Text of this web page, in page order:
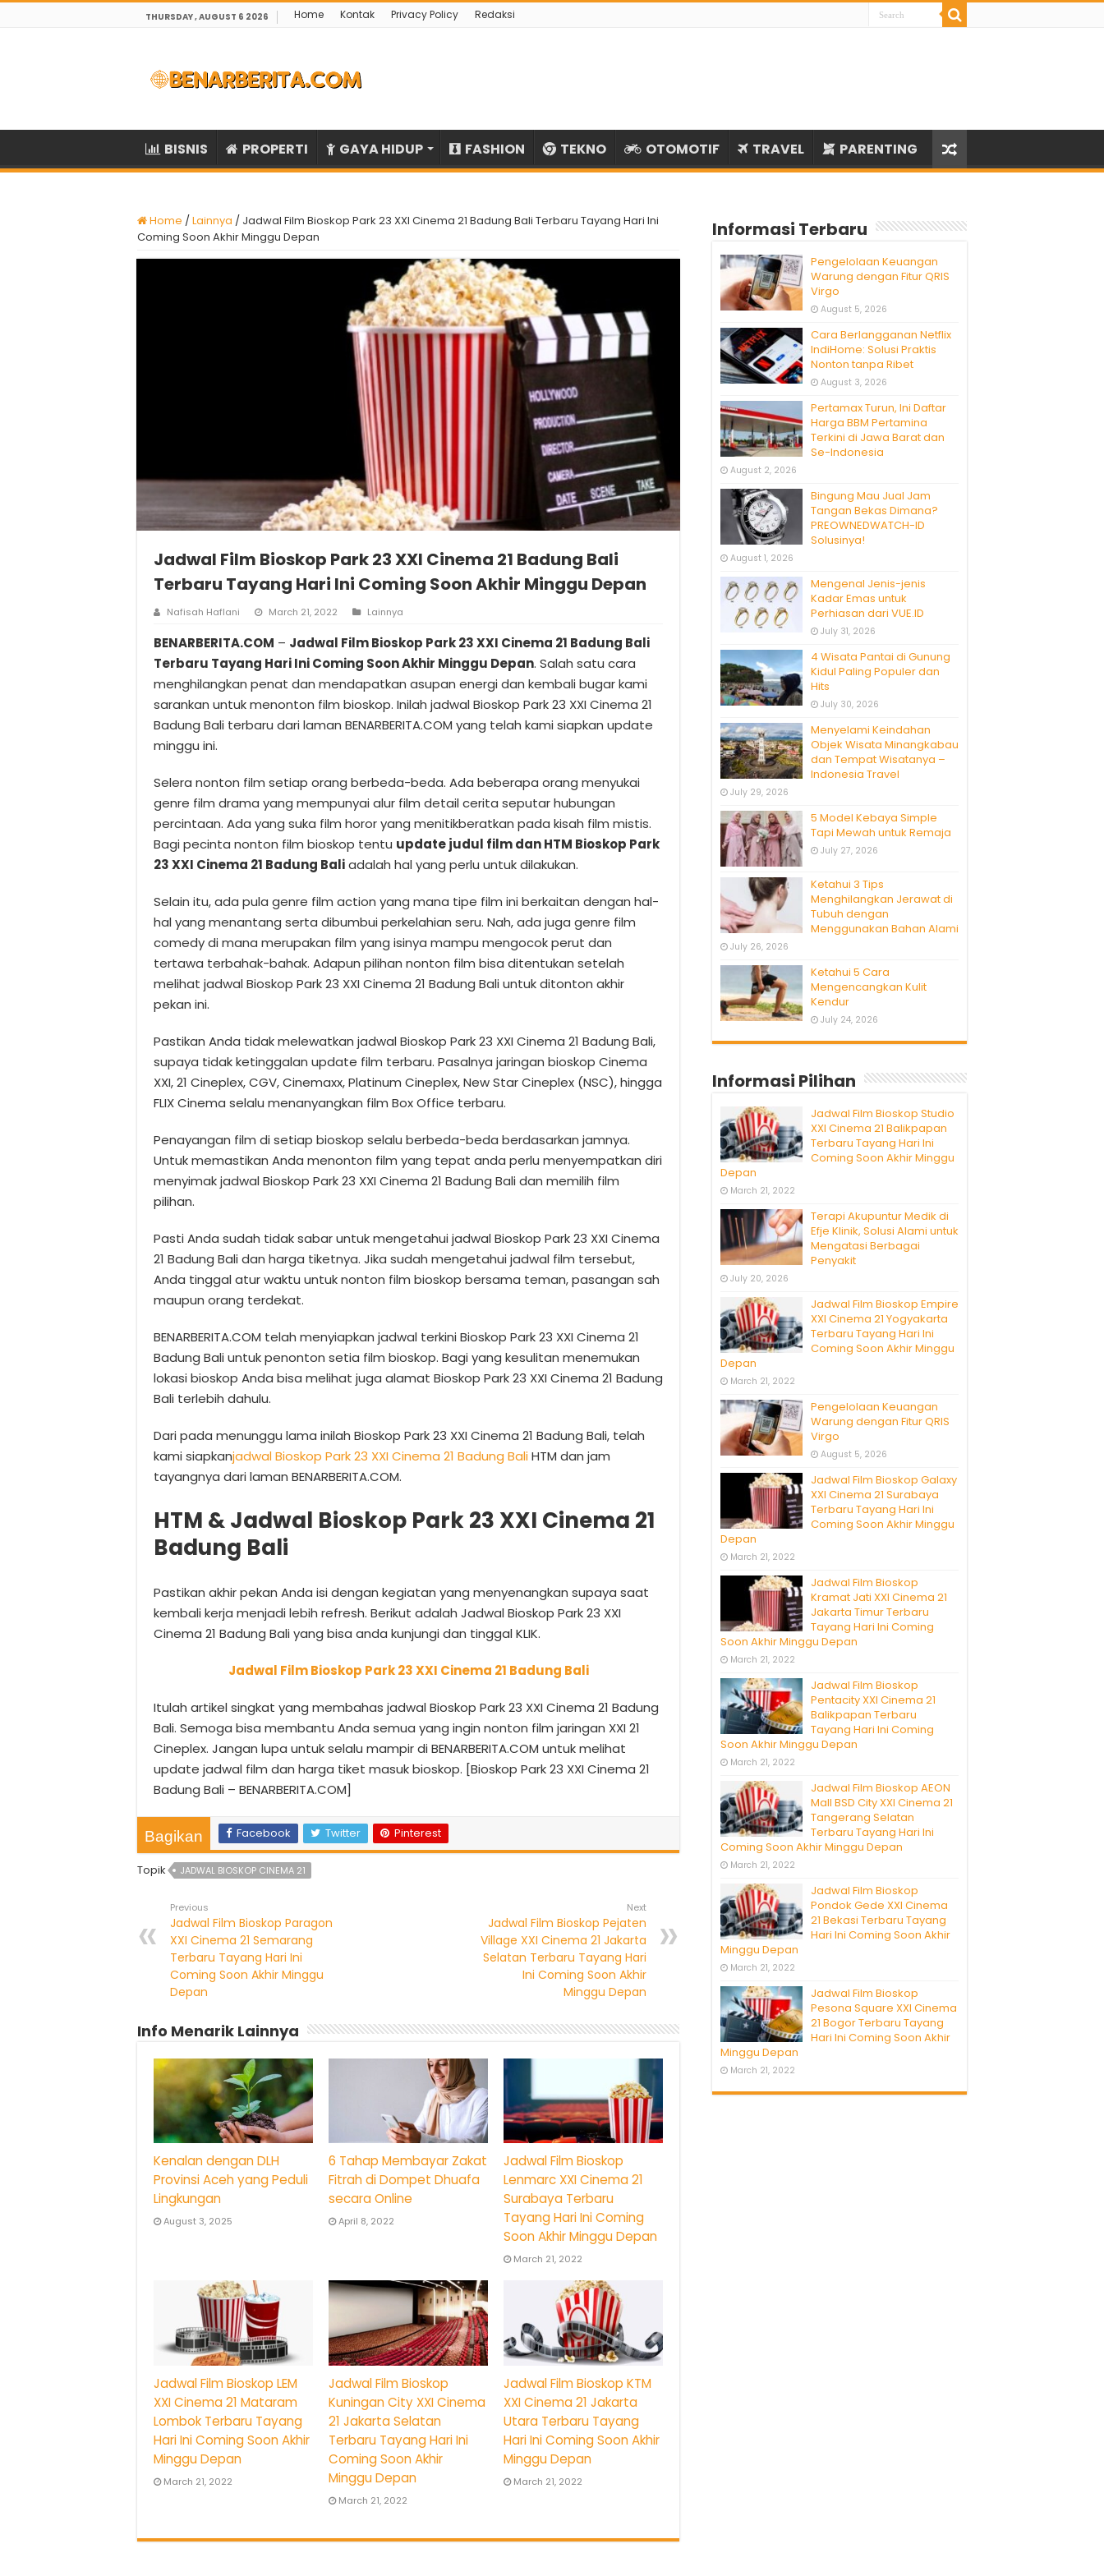
THURSDAY , AUGUST 6 2026 Home Kontak Privacy Policy Redaksi
BISNIS PROPERTI GAYA HIDUP FASHION TEKNO OTOMOTIF TRAVEL PARENTING
Home /Lainnya / Jadwal Film Bioskop Park 23 XXI Cinema 21 Badung Bali Terbaru Tayang Hari Ini
Coming Soon Akhir Minggu Depan
Jadwal Film Bioskop Park 23 XXI Cinema 21 Badung Bali
Terbaru Tayang Hari Ini Coming Soon Akhir Minggu Depan
Nafisah Haflani March 21, 2022 Lainnya
BENARBERITA.COM – Jadwal Film Bioskop Park 23 XXI Cinema 21 Badung Bali
Terbaru Tayang Hari Ini Coming Soon Akhir Minggu Depan. Salah satu cara
menghilangkan penat dan mendapatkan asupan energi dan kembali bugar kami
sarankan untuk menonton film bioskop. Inilah jadwal Bioskop Park 23 XXI Cinema 21
Badung Bali terbaru dari laman BENARBERITA.COM yang telah kami siapkan update
minggu ini.
Selera nonton film setiap orang berbeda-beda. Ada beberapa orang menyukai
genre film drama yang mempunyai alur film detail cerita seputar hubungan
percintaan. Ada yang suka film horor yang menitikberatkan pada kisah film mistis.
Bagi pecinta nonton film bioskop tentu update judul film dan HTM Bioskop Park
23 XXI Cinema 21 Badung Baliadalah hal yang perlu untuk dilakukan.
Selain itu, ada pula genre film action yang mana tipe film ini berkaitan dengan hal-
hal yang menantang serta dibumbui perkelahian seru. Nah, ada juga genre film
comedy di mana merupakan film yang isinya mampu mengocok perut dan
tertawa terbahak-bahak. Adapun pilihan nonton film bisa ditentukan setelah
melihat jadwal Bioskop Park 23 XXI Cinema 21 Badung Bali untuk ditonton akhir
pekan ini.
Pastikan Anda tidak melewatkan jadwal Bioskop Park 23 XXI Cinema 21 Badung Bali,
supaya tidak ketinggalan update film terbaru. Pasalnya jaringan bioskop Cinema
XXI, 21 Cineplex, CGV, Cinemaxx, Platinum Cineplex, New Star Cineplex (NSC), hingga
FLIX Cinema selalu menanyangkan film Box Office terbaru.
Penayangan film di setiap bioskop selalu berbeda-beda berdasarkan jamnya.
Untuk memastikan Anda menonton film yang tepat anda perlu menyempatkan diri
menyimak jadwal Bioskop Park 23 XXI Cinema 21 Badung Bali dan memilih film
pilihan.
Pasti Anda sudah tidak sabar untuk mengetahui jadwal Bioskop Park 23 XXI Cinema
21 Badung Bali dan harga tiketnya. Jika sudah mengetahui jadwal film tersebut,
Anda tinggal atur waktu untuk nonton film bioskop bersama teman, pasangan sah
maupun orang terdekat.
BENARBERITA.COM telah menyiapkan jadwal terkini Bioskop Park 23 XXI Cinema 21
Badung Bali untuk penonton setia film bioskop. Bagi yang kesulitan menemukan
lokasi bioskop Anda bisa melihat juga alamat Bioskop Park 23 XXI Cinema 21 Badung
Bali terlebih dahulu.
Dari pada menunggu lama inilah Bioskop Park 23 XXI Cinema 21 Badung Bali, telah
kami siapkanjadwal Bioskop Park 23 XXI Cinema 21 Badung BaliHTM dan jam
tayangnya dari laman BENARBERITA.COM.
HTM & Jadwal Bioskop Park 23 XXI Cinema 21
Badung Bali
Pastikan akhir pekan Anda isi dengan kegiatan yang menyenangkan supaya saat
kembali kerja menjadi lebih refresh. Berikut adalah Jadwal Bioskop Park 23 XXI
Cinema 21 Badung Bali yang bisa anda kunjungi dan tinggal KLIK.
Jadwal Film Bioskop Park 23 XXI Cinema 21 Badung Bali
Itulah artikel singkat yang membahas jadwal Bioskop Park 23 XXI Cinema 21 Badung
Bali. Semoga bisa membantu Anda semua yang ingin nonton film jaringan XXI 21
Cineplex. Jangan lupa untuk selalu mampir di BENARBERITA.COM untuk melihat
update jadwal film dan harga tiket masuk bioskop. [Bioskop Park 23 XXI Cinema 21
Badung Bali – BENARBERITA.COM]
Bagikan Facebook Twitter Pinterest
Topik JADWAL BIOSKOP CINEMA 21
Previous
Jadwal Film Bioskop Paragon
XXI Cinema 21 Semarang
Terbaru Tayang Hari Ini
Coming Soon Akhir Minggu
Depan
Next
Jadwal Film Bioskop Pejaten
Village XXI Cinema 21 Jakarta
Selatan Terbaru Tayang Hari
Ini Coming Soon Akhir
Minggu Depan
Info Menarik Lainnya
Kenalan dengan DLH
Provinsi Aceh yang Peduli
Lingkungan
August 3, 2025
6 Tahap Membayar Zakat
Fitrah di Dompet Dhuafa
secara Online
April 8, 2022
Jadwal Film Bioskop
Lenmarc XXI Cinema 21
Surabaya Terbaru
Tayang Hari Ini Coming
Soon Akhir Minggu Depan
March 21, 2022
Jadwal Film Bioskop LEM
XXI Cinema 21 Mataram
Lombok Terbaru Tayang
Hari Ini Coming Soon Akhir
Minggu Depan
March 21, 2022
Jadwal Film Bioskop
Kuningan City XXI Cinema
21 Jakarta Selatan
Terbaru Tayang Hari Ini
Coming Soon Akhir
Minggu Depan
March 21, 2022
Jadwal Film Bioskop KTM
XXI Cinema 21 Jakarta
Utara Terbaru Tayang
Hari Ini Coming Soon Akhir
Minggu Depan
March 21, 2022
Informasi Terbaru
Pengelolaan Keuangan
Warung dengan Fitur QRIS
Virgo
August 5, 2026
Cara Berlangganan Netflix
IndiHome: Solusi Praktis
Nonton tanpa Ribet
August 3, 2026
Pertamax Turun, Ini Daftar
Harga BBM Pertamina
Terkini di Jawa Barat dan
Se-Indonesia
August 2, 2026
Bingung Mau Jual Jam
Tangan Bekas Dimana?
PREOWNEDWATCH-ID
Solusinya!
August 1, 2026
Mengenal Jenis-jenis
Kadar Emas untuk
Perhiasan dari VUE.ID
July 31, 2026
4 Wisata Pantai di Gunung
Kidul Paling Populer dan
Hits
July 30, 2026
Menyelami Keindahan
Objek Wisata Minangkabau
dan Tempat Wisatanya –
Indonesia Travel
July 29, 2026
5 Model Kebaya Simple
Tapi Mewah untuk Remaja
July 27, 2026
Ketahui 3 Tips
Menghilangkan Jerawat di
Tubuh dengan
Menggunakan Bahan Alami
July 26, 2026
Ketahui 5 Cara
Mengencangkan Kulit
Kendur
July 24, 2026
Informasi Pilihan
Jadwal Film Bioskop Studio
XXI Cinema 21 Balikpapan
Terbaru Tayang Hari Ini
Coming Soon Akhir Minggu
Depan
March 21, 2022
Terapi Akupuntur Medik di
Efje Klinik, Solusi Alami untuk
Mengatasi Berbagai
Penyakit
July 20, 2026
Jadwal Film Bioskop Empire
XXI Cinema 21 Yogyakarta
Terbaru Tayang Hari Ini
Coming Soon Akhir Minggu
Depan
March 21, 2022
Pengelolaan Keuangan
Warung dengan Fitur QRIS
Virgo
August 5, 2026
Jadwal Film Bioskop Galaxy
XXI Cinema 21 Surabaya
Terbaru Tayang Hari Ini
Coming Soon Akhir Minggu
Depan
March 21, 2022
Jadwal Film Bioskop
Kramat Jati XXI Cinema 21
Jakarta Timur Terbaru
Tayang Hari Ini Coming
Soon Akhir Minggu Depan
March 21, 2022
Jadwal Film Bioskop
Pentacity XXI Cinema 21
Balikpapan Terbaru
Tayang Hari Ini Coming
Soon Akhir Minggu Depan
March 21, 2022
Jadwal Film Bioskop AEON
Mall BSD City XXI Cinema 21
Tangerang Selatan
Terbaru Tayang Hari Ini
Coming Soon Akhir Minggu Depan
March 21, 2022
Jadwal Film Bioskop
Pondok Gede XXI Cinema
21 Bekasi Terbaru Tayang
Hari Ini Coming Soon Akhir
Minggu Depan
March 21, 2022
Jadwal Film Bioskop
Pesona Square XXI Cinema
21 Bogor Terbaru Tayang
Hari Ini Coming Soon Akhir
Minggu Depan
March 21, 2022